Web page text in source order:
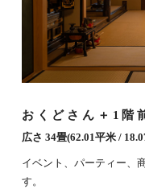
おくどさん＋1階
広さ 34畳(62.01平米 /
イベント、パーティー、
す。